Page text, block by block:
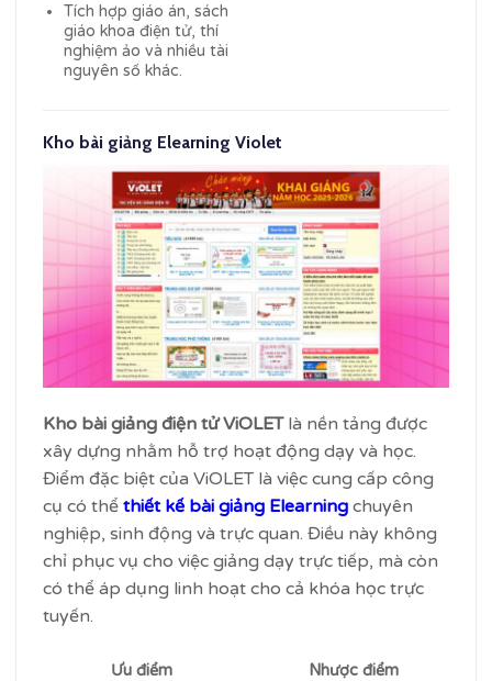
Tích hợp giáo án, sách
giáo khoa điện tử, thí
nghiệm ảo và nhiều tài
nguyên số khác.
Kho bài giảng Elearning Violet
Kho bài giảng điện tử ViOLETlà nền tảng được
xây dựng nhằm hỗ trợ hoạt động dạy và học.
Điểm đặc biệt của ViOLET là việc cung cấp công
cụ có thể thiết kế bài giảng Elearning chuyên
nghiệp, sinh động và trực quan. Điều này không
chỉ phục vụ cho việc giảng dạy trực tiếp, mà còn
có thể áp dụng linh hoạt cho cả khóa học trực
tuyến.
Ưu điểm
Nhược điểm